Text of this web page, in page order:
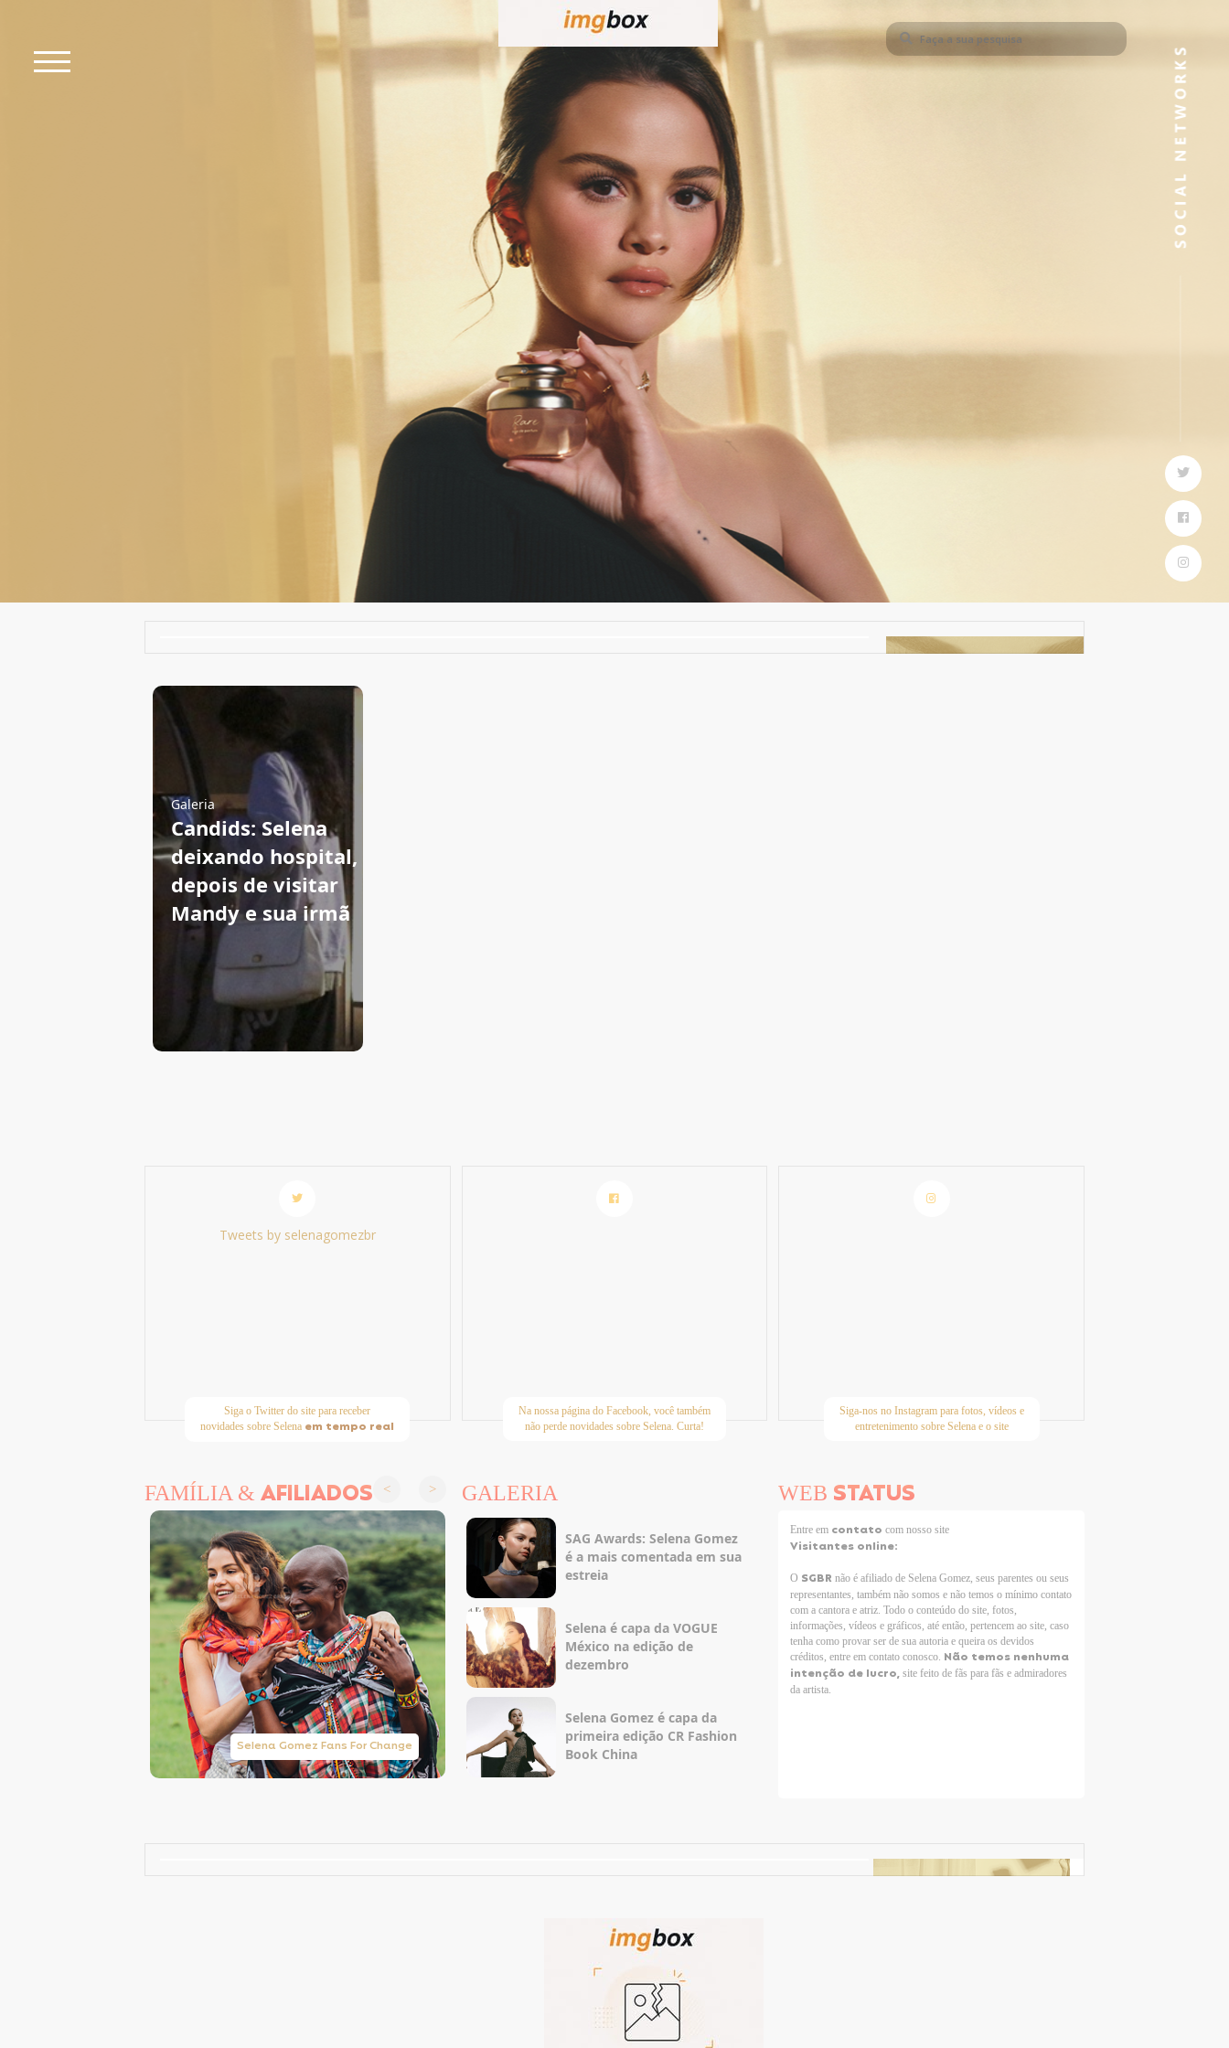
Galeria
Candids: Selena
deixando hospital,
depois de visitar
Mandy e sua irmã
Tweets by selenagomezbr
Siga o Twitter do site para receber
novidades sobre Selena em tempo real
Na nossa página do Facebook, você também
não perde novidades sobre Selena. Curta!
Siga-nos no Instagram para fotos, vídeos e
entretenimento sobre Selena e o site
FAMÍLIA & AFILIADOS
Selena Gomez Fans For Change Taylor Swift Brasil
GALERIA
SAG Awards: Selena Gomez
é a mais comentada em sua
estreia
Selena é capa da VOGUE
México na edição de
dezembro
Selena Gomez é capa da
primeira edição CR Fashion
Book China
WEB STATUS
Entre em contatocom nosso site
Visitantes online:
O SGBR não é afiliado de Selena Gomez, seus parentes ou seus
representantes, também não somos e não temos o mínimo contato
com a cantora e atriz. Todo o conteúdo do site, fotos,
informações, vídeos e gráficos, até então, pertencem ao site, caso
tenha como provar ser de sua autoria e queira os devidos
créditos, entre em contato conosco. Não temos nenhuma
intenção de lucro,site feito de fãs para fãs e admiradores
da artista.